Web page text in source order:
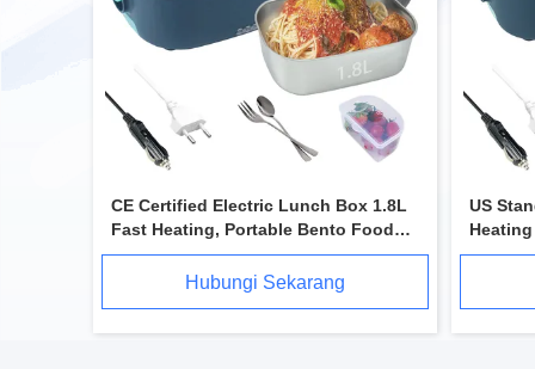
CE Certified Electric Lunch Box 1.8L
Fast Heating, Portable Bento Food
Warmer 304 Stainless Steel Car &
Home Dual-Use, 5-in-1 Mini Heated
Hubungi Sekarang
US
Larger